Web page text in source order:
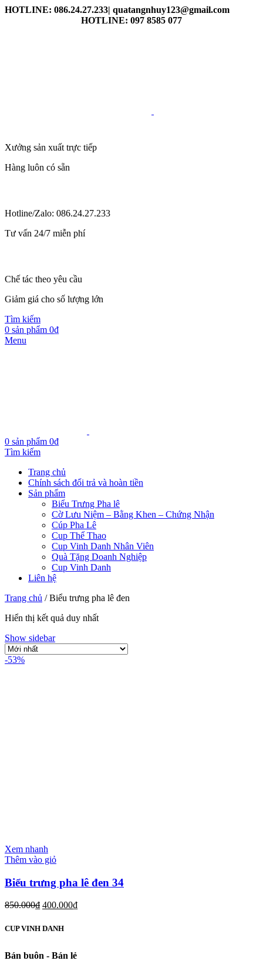
HOTLINE: 086.24.27.233| quatangnhuy123@gmail.com
HOTLINE: 097 8585 077
Xưởng sản xuất trực tiếp
Hàng luôn có sẵn
Hotline/Zalo: 086.24.27.233
Tư vấn 24/7 miễn phí
Chế tác theo yêu cầu
Giảm giá cho số lượng lớn
Tìm kiếm
0 sản phẩm 0₫
Menu
0 sản phẩm 0₫
Tìm kiếm
Trang chủ
Chính sách đổi trả và hoàn tiền
Sản phẩm
Biểu Trưng Pha lê
Cờ Lưu Niệm – Bằng Khen – Chứng Nhận
Cúp Pha Lê
Cup Thể Thao
Cup Vinh Danh Nhân Viên
Quà Tặng Doanh Nghiệp
Cup Vinh Danh
Liên hệ
Trang chủ /Biểu trưng pha lê đen
Hiển thị kết quả duy nhất
Show sidebar
-53%
Xem nhanh
Thêm vào giỏ
Biểu trưng pha lê đen 34
850.000₫ 400.000₫
CUP VINH DANH
Bán buôn - Bán lẻ